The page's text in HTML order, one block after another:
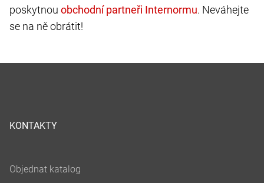
poskytnou
. Neváhejte
se na ně obrátit!
KONTAKTY